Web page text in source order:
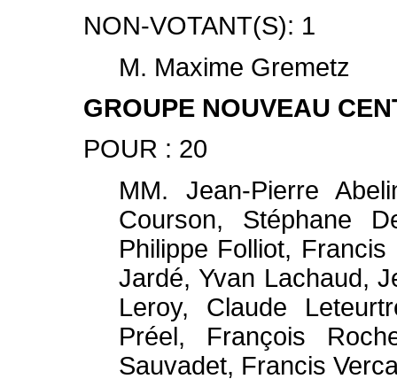
NON-VOTANT(S): 1
M. Maxime Gremetz
GROUPE NOUVEAU
POUR : 20
MM. Jean-Pierre
Courson, Stéphane
Philippe Folliot,
Jardé, Yvan Lachaud,
Leroy, Claude
Préel, François
Sauvadet, Francis